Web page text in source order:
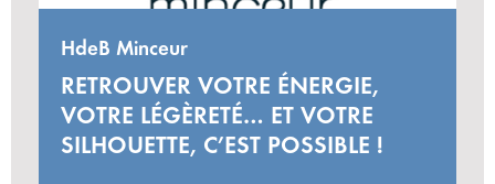
HdeB Minceur
RETROUVER VOTRE ÉNERGIE,
VOTRE LÉGÈRETÉ… ET VOTRE
SILHOUETTE, C’EST POSSIBLE !